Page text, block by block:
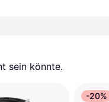
sein könnte.
-20%